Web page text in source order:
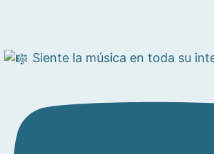
Siente la música en toda su